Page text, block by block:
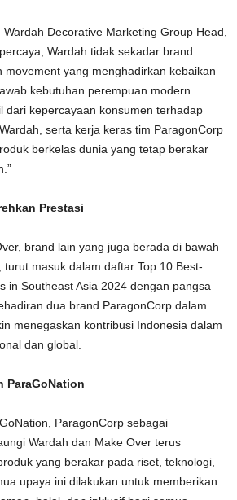
Decorative Marketing Group Head,
Wardah tidak sekadar brand
movement yang menghadirkan kebaikan
kebutuhan perempuan modern.
dari kepercayaan konsumen terhadap
serta kerja keras tim ParagonCorp
berkelas dunia yang tetap berakar
Prestasi
brand lain yang juga berada di bawah
masuk dalam daftar Top 10 Best-
in Southeast Asia 2024 dengan pangsa
dua brand ParagonCorp dalam
menegaskan kontribusi Indonesia dalam
dan global.
ParaGoNation
ParagonCorp sebagai
Wardah dan Make Over terus
yang berakar pada riset, teknologi,
upaya ini dilakukan untuk memberikan